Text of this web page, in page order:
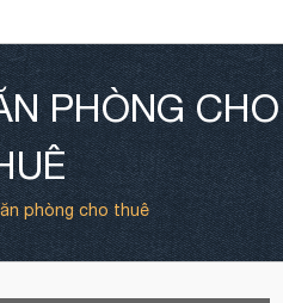
PHÒNG CHO
phòng cho thuê